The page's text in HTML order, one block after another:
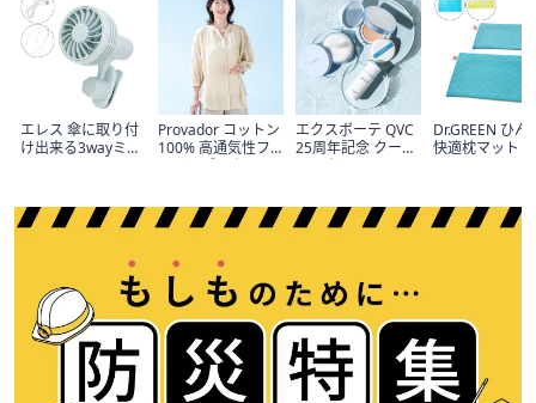
エレス 傘に取り付
け出来る3wayミニ
Provador コットン
100% 高通気性フ
ワッとブラウス
エクスボーテ QVC
25周年記念 クール
メイクセット
Dr.GREEN ひん
快適枕マット